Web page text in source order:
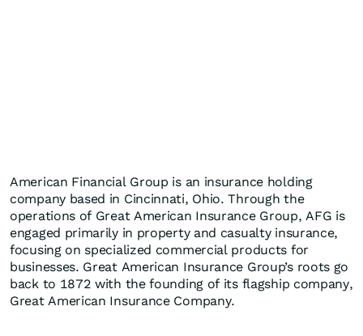
American Financial Group is an insurance holding
company based in Cincinnati, Ohio. Through the
operations of Great American Insurance Group, AFG is
engaged primarily in property and casualty insurance,
focusing on specialized commercial products for
businesses. Great American Insurance Group’s roots go
back to 1872 with the founding of its flagship company,
Great American Insurance Company.